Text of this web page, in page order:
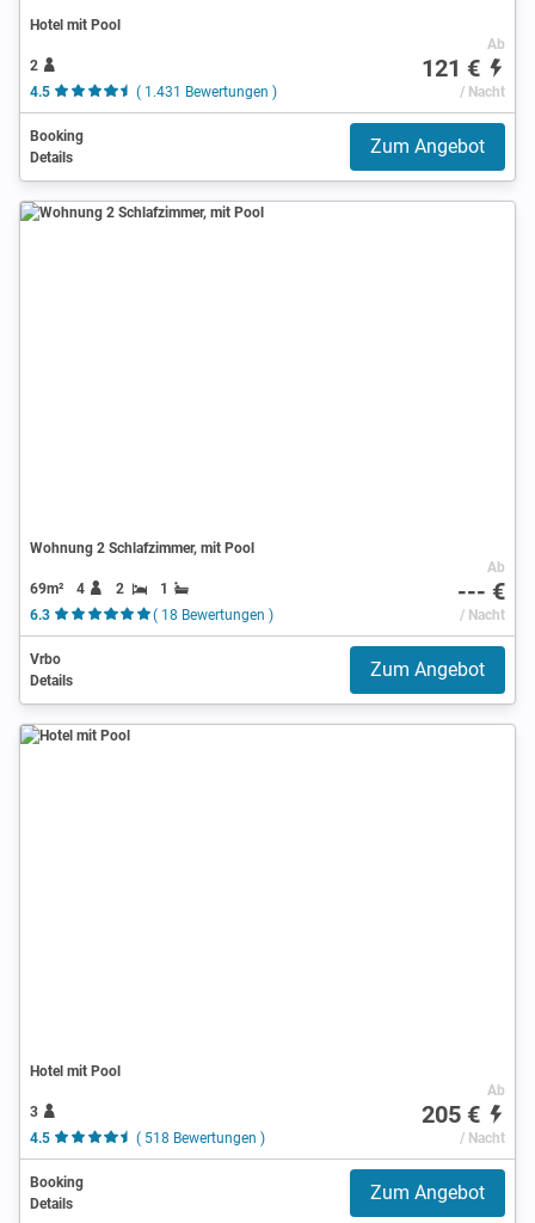
Hotel mit Pool
2
4.5
( 1.431 Bewertungen )
Ab
121 €
/ Nacht
Booking
Details
Zum Angebot
Wohnung 2 Schlafzimmer, mit Pool
69m² 4 2
1
6.3
( 18 Bewertungen )
Ab
--- €
/ Nacht
Vrbo
Details
Zum Angebot
Hotel mit Pool
3
4.5
( 518 Bewertungen )
Ab
205 €
/ Nacht
Booking
Details
Zum Angebot